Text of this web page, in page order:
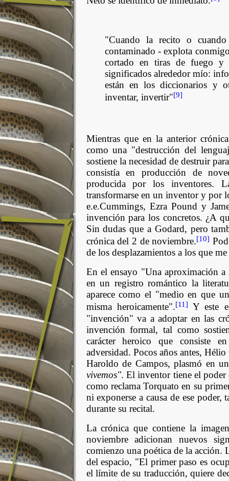
"Cuando la recito o
contaminado - explota
cortado en tiras de fuego y
significados alrededor mío:
están en los diccionarios y
inventar, invertir"[9]
Mientras que en la anterior
como una "destrucción del
sostiene la necesidad de destruir
consistía en producción de
producida por los inventores.
transformarse en un inventor y por
e.e.Cummings, Ezra Pound y
invención para los concretos. ¿A
Sin dudas que a Godard, pero
crónica del 2 de noviembre.[10]
de los desplazamientos a los que
En el ensayo "Una aproximación
en un registro romántico la
aparece como el "medio en que
misma heroicamente".[11]
Y este
"invención" va a adoptar en las
invención formal, tal como
carácter heroico que consiste
adversidad. Pocos años antes,
Haroldo de Campos, plasmó en
vivemos". El inventor tiene el poder
como reclama Torquato en su
ni exponerse a causa de ese
durante su recital.
La crónica que contiene la
noviembre adicionan nuevos
comienzo una poética de la acción.
del espacio, "El primer paso es
el límite de su traducción, quiere